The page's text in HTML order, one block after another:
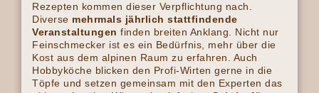
Rezepten kommen dieser Verpflichtung nach.
Diverse mehrmals jährlich stattfindende
Veranstaltungen finden breiten Anklang. Nicht nur
Feinschmecker ist es ein Bedürfnis, mehr über die
Kost aus dem alpinen Raum zu erfahren. Auch
Hobbyköche blicken den Profi-Wirten gerne in die
Töpfe und setzen gemeinsam mit den Experten das